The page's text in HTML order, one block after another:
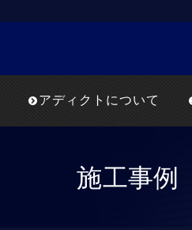
アディクトについて
施工事例